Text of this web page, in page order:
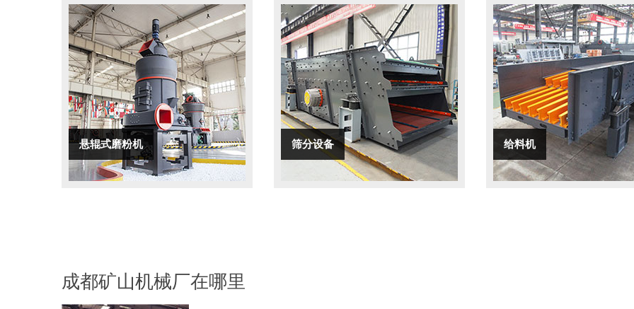
悬辊式磨粉机 筛分设备 给料机
成都矿山机械厂在哪里